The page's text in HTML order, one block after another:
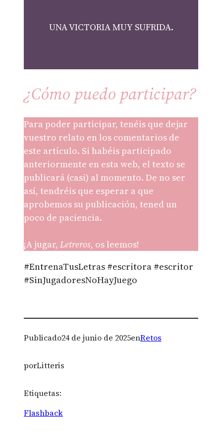
UNA VICTORIA MUY SUFRIDA.
¿Cómo puedo participar?
Para poder participar, tenéis que dejar
vuestro relato en los comentarios de
este artículo. Si habéis participado
anteriormente en esta web, el texto se
publicará (casi) al momento. De no ser
así, tendréis que esperar a que
aprobemos su publicación, tened un
poco de paciencia.
¡A jugar, Letreros, os leemos!
#EntrenaTusLetras #escritora #escritor
#SinJugadoresNoHayJuego
Publicado24 de junio de 2025enRetos
porLitteris
Etiquetas:
Flashback